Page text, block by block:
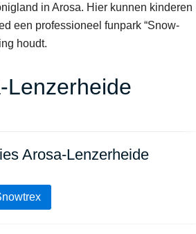
in Arosa. Hier kunnen kinderen
een professioneel funpark “Snow-
houdt.
Lenzerheide
Arosa-Lenzerheide